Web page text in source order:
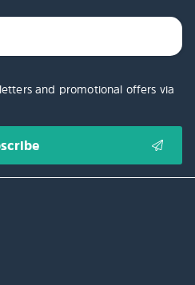
and promotional offers via